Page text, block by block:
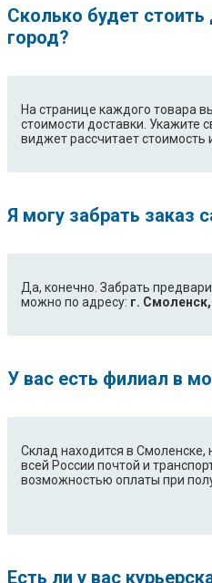
Сколько будет
город?
На странице каждого товара
стоимости доставки. Укажите
виджет рассчитает стоимость
Я могу забрать заказ
Да, конечно. Забрать
можно по адресу: г.
У вас есть филиал в
Склад находится в Смоленске,
всей России почтой и
возможностью оплаты при
Есть ли у вас